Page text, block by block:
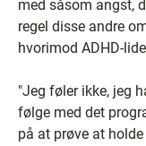
med såsom angst,
regel disse andre
hvorimod ADHD-
"Jeg føler ikke, jeg
følge med det
på at prøve at